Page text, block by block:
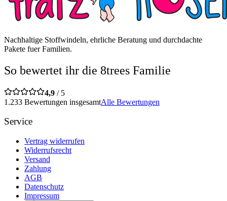
Nachhaltige Stoffwindeln, ehrliche Beratung und durchdachte
Pakete fuer Familien.
So bewertet ihr die 8trees Familie
4,9 / 5
1.233 Bewertungen insgesamtAlle Bewertungen
Service
Vertrag widerrufen
Widerrufsrecht
Versand
Zahlung
AGB
Datenschutz
Impressum